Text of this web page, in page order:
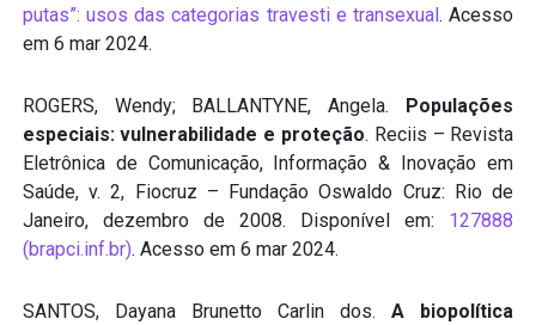
putas”: usos das categorias travesti e transexual. Acesso
em 6 mar 2024.
ROGERS, Wendy; BALLANTYNE, Angela.
Populações
especiais: vulnerabilidade e proteção. Reciis – Revista
Eletrônica de Comunicação, Informação & Inovação em
Saúde, v. 2, Fiocruz – Fundação Oswaldo Cruz: Rio de
Janeiro, dezembro de 2008. Disponível em: 127888
(brapci.inf.br). Acesso em 6 mar 2024.
SANTOS, Dayana Brunetto Carlin dos.A biopolítica